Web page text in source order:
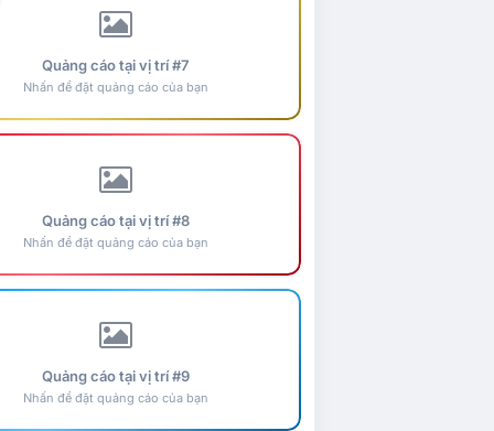
Quảng cáo tại vị trí #7
Nhấn để đặt quảng cáo của bạn
Quảng cáo tại vị trí #8
Nhấn để đặt quảng cáo của bạn
Quảng cáo tại vị trí #9
Nhấn để đặt quảng cáo của bạn